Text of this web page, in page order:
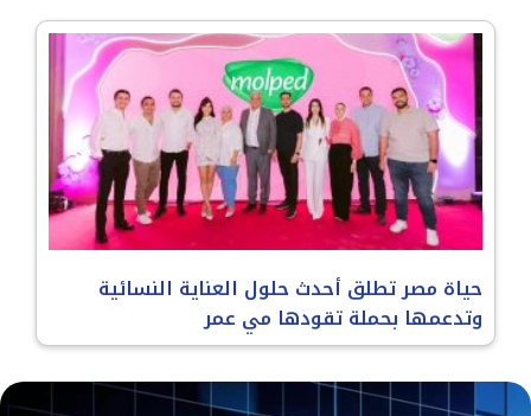
حياة مصر تطلق أحدث حلول العناية النسائية
وتدعمها بحملة تقودها مي عمر